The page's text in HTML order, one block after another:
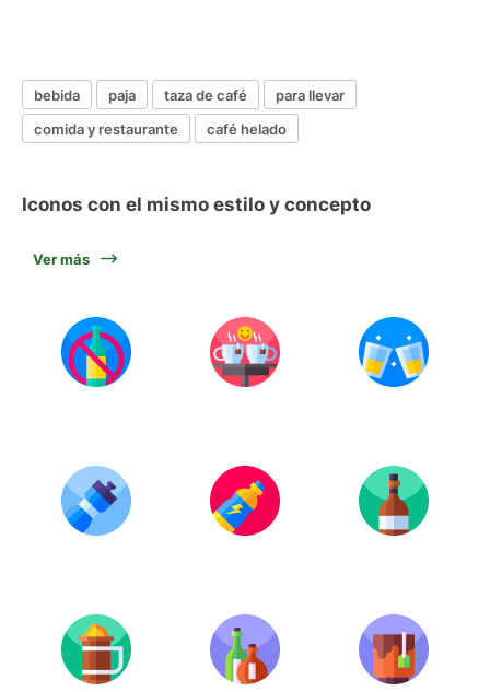
bebida paja taza de café
para llevar
comida y restaurante
café helado
Iconos con el mismo estilo y concepto
Ver más